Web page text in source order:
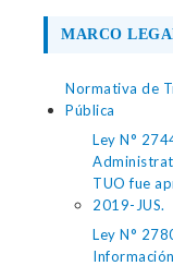
MARCO
Normativa de
Pública
Ley N°
TUO fue
2019-JUS.
Ley N°